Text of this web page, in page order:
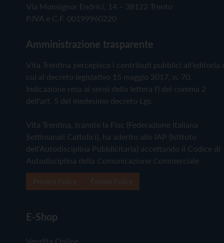
Via Monsignor Endrici, 14 – 38122 Trento
P.IVA e C.F. 00199960220
Amministrazione trasparente
Vita Trentina percepisce i contributi pubblici all'editoria
cui al decreto legislativo 15 maggio 2017, n. 70.
Indicazione resa ai sensi della lettera f) del comma 2
dell'art. 5 del medesimo decreto Lgs.
Vita Trentina, tramite la Fisc (Federazione Italiana
Settimanali Cattolici), ha aderito allo IAP (Istituto
dell'Autodisciplina Pubblicitaria) accettando il Codice di
Autodisciplina della Comunicazione Commerciale
E-Shop
Vendita Online